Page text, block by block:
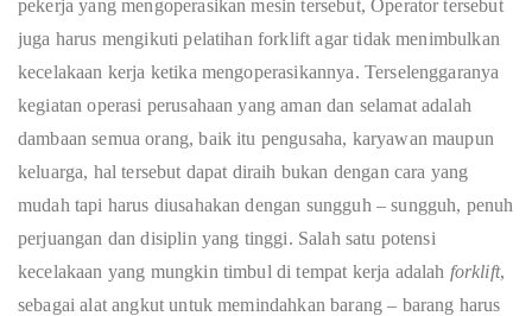
pekerja yang mengoperasikan mesin tersebut, Operator tersebut
juga harus mengikuti pelatihan forklift agar tidak menimbulkan
kecelakaan kerja ketika mengoperasikannya. Terselenggaranya
kegiatan operasi perusahaan yang aman dan selamat adalah
dambaan semua orang, baik itu pengusaha, karyawan maupun
keluarga, hal tersebut dapat diraih bukan dengan cara yang
mudah tapi harus diusahakan dengan sungguh – sungguh, penuh
perjuangan dan disiplin yang tinggi. Salah satu potensi
kecelakaan yang mungkin timbul di tempat kerja adalah forklift,
sebagai alat angkut untuk memindahkan barang – barang harus